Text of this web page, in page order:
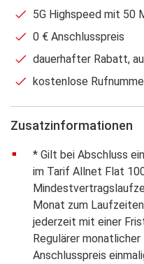
5G Highspeed mit 50
0 € Anschlusspreis
dauerhafter Rabatt,
kostenlose
Zusatzinformationen
* Gilt bei Abschluss
im Tarif Allnet Flat
Monat zum
jederzeit mit einer
Regulärer
Anschlusspreis